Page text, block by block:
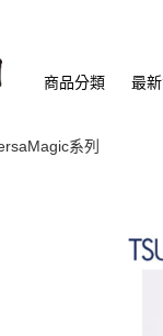
商品分類 最
系列